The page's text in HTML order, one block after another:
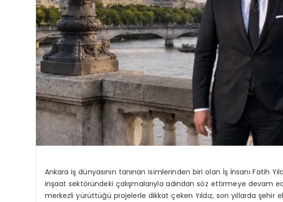
Ankara iş dünyasının tanınan isimlerinden biri olan İş İnsanı Fatih
inşaat sektöründeki çalışmalarıyla adından söz ettirmeye devam
merkezli yürüttüğü projelerle dikkat çeken Yıldız, son yıllarda şehir